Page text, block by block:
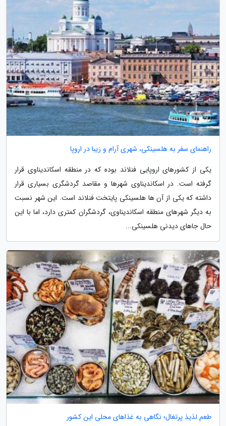
راهنمای سفر به هلسینکی، شهری آرام و زیبا در اروپا
یکی از کشورهای اروپایی فنلاند بوده که در منطقه اسکاندیناوی قرار
گرفته است. در اسکاندیناوی شهرها و مقاصد گردشگری بسیاری قرار
داشته که یکی از آن ها هلسینکی پایتخت فنلاند است. این شهر نسبت
به دیگر شهرهای منطقه اسکاندیناوی، گردشگران کمتری دارد، اما با این
حال جاهای دیدنی هلسینکی...
طعم لذیذ پرتغال؛ نگاهی به غذاهای محلی این کشور